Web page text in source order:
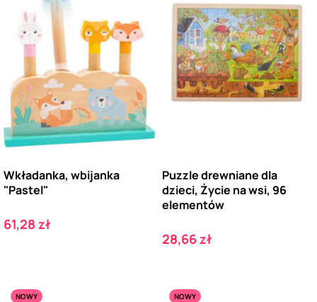
Wkładanka, wbijanka
"Pastel"
Cena
61,28 zł
Puzzle drewniane dla
dzieci, Życie na wsi, 96
elementów
Cena
28,66 zł
NOWY
NOWY